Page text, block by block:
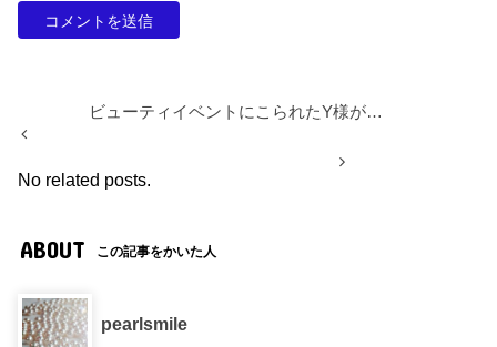
ビューティイベントにこられたY様が…
No related posts.
ABOUT この記事をかいた人
pearlsmile